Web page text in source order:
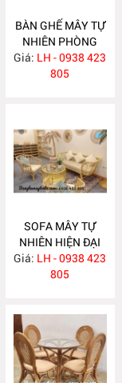
BÀN GHẾ MÂY TỰ
NHIÊN PHÒNG
KHÁCH MA685
Giá: LH - 0938 423
805
SOFA MÂY TỰ
NHIÊN HIỆN ĐẠI
MA682
Giá: LH - 0938 423
805